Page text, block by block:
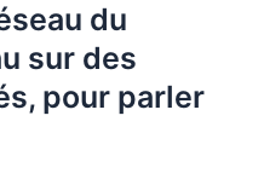
du
sur des
pour parler